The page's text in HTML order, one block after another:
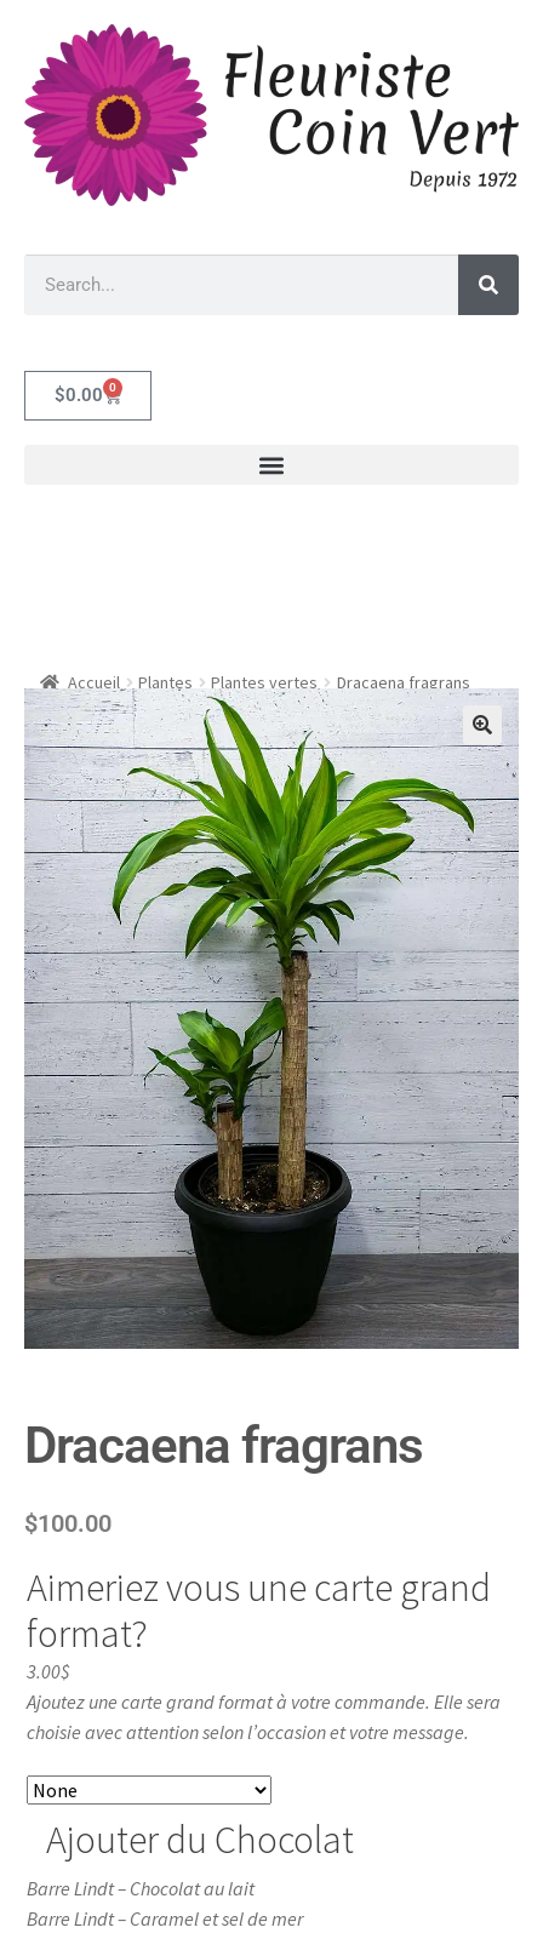
$0.00 0
Accueil Plantes Plantes vertes Dracaena fragrans
🔍
Dracaena fragrans
$100.00
Aimeriez vous une carte grand
format?
3.00$
Ajoutez une carte grand format à votre commande. Elle sera
choisie avec attention selon l’occasion et votre message.
Ajouter du Chocolat
Barre Lindt – Chocolat au lait
Barre Lindt – Caramel et sel de mer